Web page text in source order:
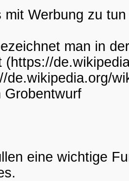
mit Werbung zu
man in
(https://
de.wikipedia.org/
Grobentwurf
eine wichtige